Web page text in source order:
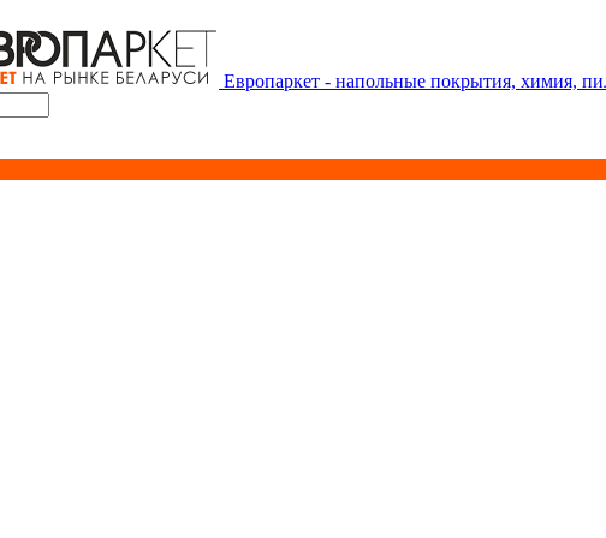
Европаркет - напольные покрытия, химия,